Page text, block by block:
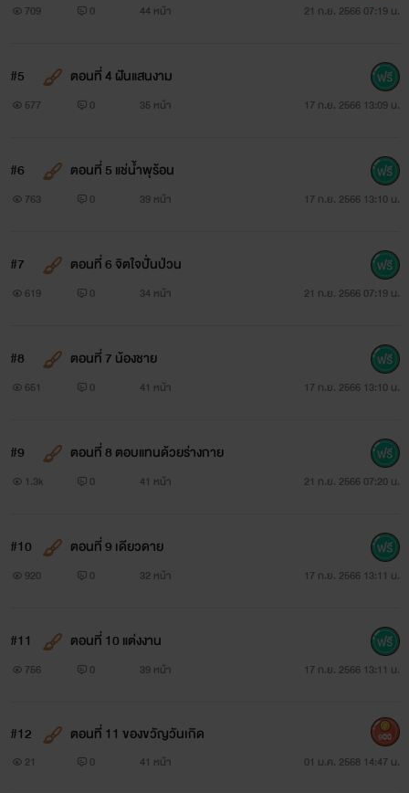
709 0 44 หน้า 21 ก.ย. 2566 07:19 น.
#5 ตอนที่ 4 ฝันแสนงาม
577 0 35 หน้า 17 ก.ย. 2566 13:09 น.
#6 ตอนที่ 5 แช่น้ำพุร้อน
763 0 39 หน้า 17 ก.ย. 2566 13:10 น.
#7 ตอนที่ 6 จิตใจปั่นป่วน
619 0 34 หน้า 21 ก.ย. 2566 07:19 น.
#8 ตอนที่ 7 น้องชาย
651 0 41 หน้า 17 ก.ย. 2566 13:10 น.
#9 ตอนที่ 8 ตอบแทนด้วยร่างกาย
1.3k 0 41 หน้า 21 ก.ย. 2566 07:20 น.
#10 ตอนที่ 9 เดียวดาย
920 0 32 หน้า 17 ก.ย. 2566 13:11 น.
#11 ตอนที่ 10 แต่งงาน
756 0 39 หน้า 17 ก.ย. 2566 13:11 น.
#12 ตอนที่ 11 ของขวัญวันเกิด
21 0 41 หน้า 01 ม.ค. 2568 14:47 น.
900